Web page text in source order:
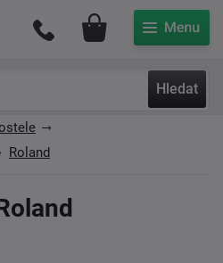
Hledat
Můj účet
Roland